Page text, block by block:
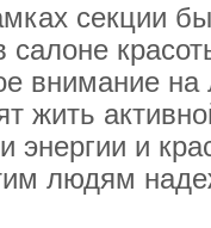
секции
салоне
внимание на
жить
энергии и
людям